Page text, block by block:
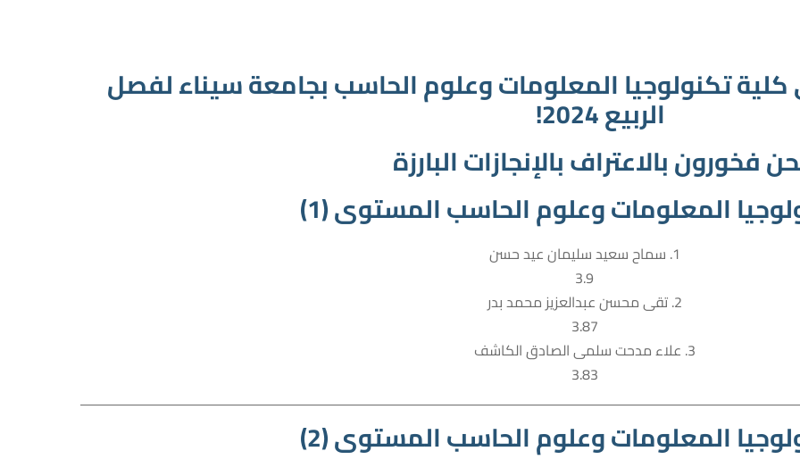
كلية تكنولوجيا المعلومات وعلوم الحاسب بجامعة سيناء لفصل
الربيع 2024!
فخورون بالاعتراف بالإنجازات البارزة
المعلومات وعلوم الحاسب المستوى (1)
1. سماح سعيد سليمان عيد حسن
3.9
2. تقى محسن عبدالعزيز محمد بدر
3.87
3. علاء مدحت سلمى الصادق الكاشف
3.83
المعلومات وعلوم الحاسب المستوى (2)